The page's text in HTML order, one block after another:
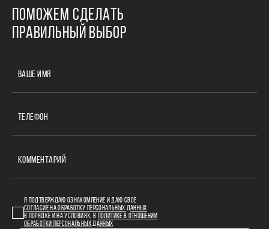
ПОМОЖЕМ СДЕЛАТЬ
ПРАВИЛЬНЫЙ ВЫБОР
ВАШЕ ИМЯ
ТЕЛЕФОН
КОММЕНТАРИЙ
Я ПОДТВЕРЖДАЮ ОЗНАКОМЛЕНИЕ И ДАЮ СВОЕ
СОГЛАСИЕ НА ОБРАБОТКУ ПЕРСОНАЛЬНЫХ ДАННЫХ
В ПОРЯДКЕ И НА УСЛОВИЯХ, В
ПОЛИТИКЕ В ОТНОШЕНИИ
ОБРАБОТКИ ПЕРСОНАЛЬНЫХ ДАННЫХ